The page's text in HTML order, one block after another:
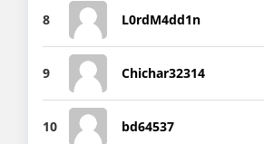
8 L0rdM4dd1n
9 Chichar32314
10 bd64537